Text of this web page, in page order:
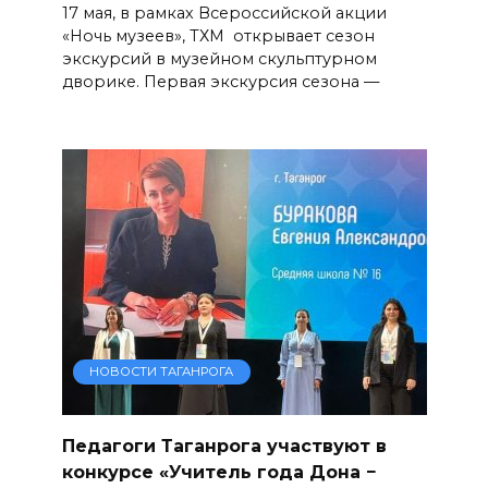
17 мая, в рамках Всероссийской акции
«Ночь музеев», ТХМ открывает сезон
экскурсий в музейном скульптурном
дворике. Первая экскурсия сезона —
НОВОСТИ ТАГАНРОГА
Педагоги Таганрога участвуют в
конкурсе «Учитель года Дона −